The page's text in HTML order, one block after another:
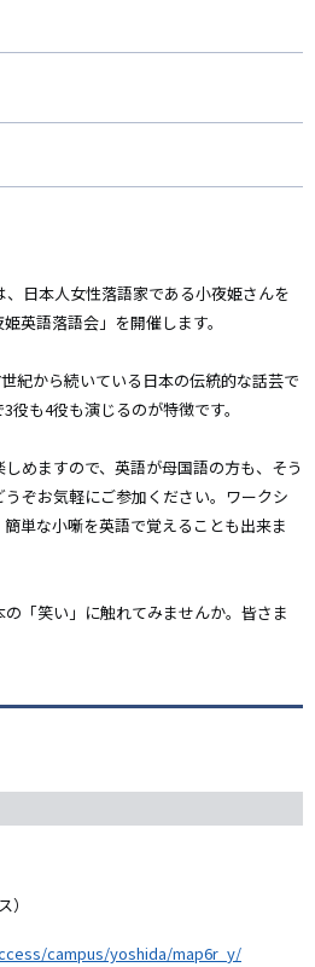
日本人女性落語家である小夜姫さんを
英語落語会」を開催します。
紀から続いている日本の伝統的な話芸で
も4役も演じるのが特徴です。
めますので、英語が母国語の方も、そう
ぞお気軽にご参加ください。ワークシ
単な小噺を英語で覚えることも出来ま
「笑い」に触れてみませんか。皆さま
campus/yoshida/map6r_y/